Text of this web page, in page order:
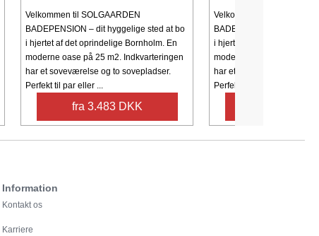
Velkommen til SOLGAARDEN
BADEPENSION – dit hyggelige sted at bo
i hjertet af det oprindelige Bornholm. En
moderne oase på 25 m2. Indkvarteringen
har et soveværelse og to sovepladser.
Perfekt til par eller ...
fra 3.483 DKK
Velkommen til
BADEPENSION – dit
i hjertet af det oprindelige
moderne oase på 25 m2.
har et soveværelse og to
Perfekt til par eller ...
Information
Kontakt os
Karriere